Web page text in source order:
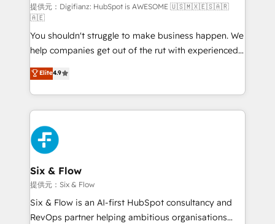
makes us different? 🚀 Top 0.5% of global HubSpot
agencies ⚙️ The strongest technical ability and
integration capabilities 💼 Consultative, long-term
partners who will embed ourselves into your
business, processes and systems 🏢 We specialise in
working with mid-market and enterprise
organisations, global organisations and those with
complex use cases 🏆 CRM Implementation,
Platform Enablement, Custom Integration and
Onboarding Accredited 🔐 ISO27001 & ISO9001
Certified
提供元：Digifianz: HubSpot is AWESOME 🇺🇸🇲🇽🇪🇸🇦🇷
🇦🇪
You shouldn't struggle to make business happen. We
help companies get out of the rut with experienced,
process-oriented teams implementing HubSpot
Marketing, Sales, Service, CMS and Operations Hub,
so selling and actually engaging with your customers
feels easy and pain-free. We are a top ranked
HubSpot Elite Partner, winner of Rookie of the Year
and Customer First Awards, 4.9/5 rating in HubSpot
Reviews and 4.9/5 rating in Clutch Reviews. Digifianz
helps the following industries: logistics & 3PL, home
improvement & construction, branding and
commercialization, real estate, health, education,
SaaS, Software Dev & IT and consulting, make the
Elite4.9
Six & Flow
提供元：Six & Flow
Six & Flow is an AI-first HubSpot consultancy and
RevOps partner helping ambitious organisations